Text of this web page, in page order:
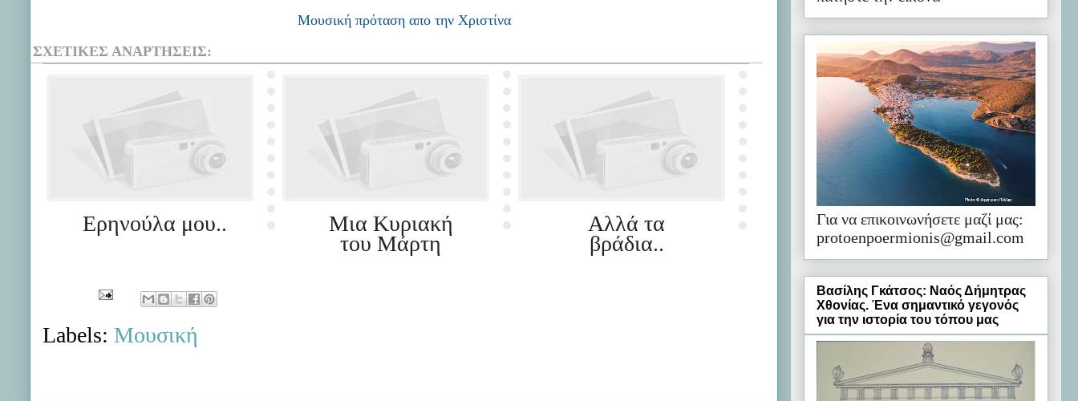
Μουσική πρόταση απο την Χριστίνα
ΣΧΕΤΙΚΈΣ ΑΝΑΡΤΉΣΕΙΣ:
Ερηνούλα μου..
Μια Κυριακή
του Μάρτη
Αλλά τα
βράδια..
Labels: Μουσική
Για να επικοινωνήσετε μαζί μας:
protoenpoermionis@gmail.com
Βασίλης Γκάτσος: Ναός Δήμητρας
Χθονίας. Ένα σημαντικό γεγονός
για την ιστορία του τόπου μας